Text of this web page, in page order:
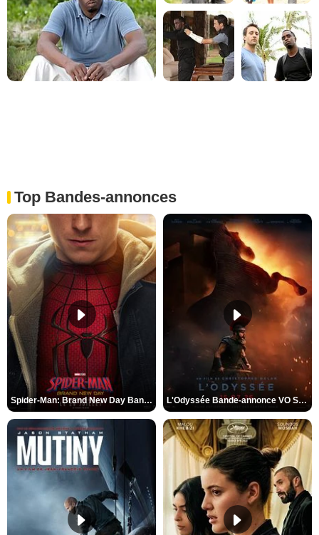
Top Bandes-annonces
Spider-Man: Brand New Day Bande-annonce VO STFR L'Odyssée Bande-annonce VO STFR